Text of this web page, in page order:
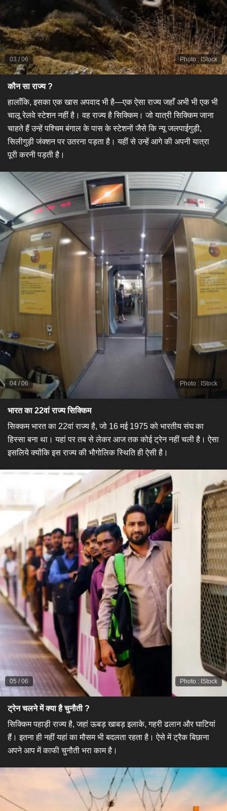
Photo: IStock
03 /06
कौन सा राज्य ?
हालाँकि, इसका एक खास अपवाद भी है—एक ऐसा राज्य जहाँ अभी भी एक भी
चालू रेलवे स्टेशन नहीं है। वह राज्य है सिक्किम। जो यात्री सिक्किम जाना
चाहते हैं उन्हें पश्चिम बंगाल के पास के स्टेशनों जैसे कि न्यू जलपाईगुड़ी,
सिलीगुड़ी जंक्शन पर उतरना पड़ता है। यहीं से उन्हें आगे की अपनी यात्रा
पूरी करनी पड़ती है।
Photo : IStock
04 /06
भारत का 22वां राज्य सिक्किम
सिक्कम भारत का 22वां राज्य है, जो 16 मई 1975 को भारतीय संघ का
हिस्सा बना था। यहां पर तब से लेकर आज तक कोई ट्रेन नहीं चली है। ऐसा
इसलिये क्योंकि इस राज्य की भौगोलिक स्थिति ही ऐसी है।
Photo : IStock
05 /06
ट्रेन चलने में क्या है चुनौती ?
सिक्किम पहाड़ी राज्य है, जहां ऊबड़ खाबड़ इलाके, गहरी ढलान और घाटियां
हैं। इतना ही नहीं यहां का मौसम भी बदलता रहता है। ऐसे में ट्रैक बिछाना
अपने आप में काफी चुनौती भरा काम है।